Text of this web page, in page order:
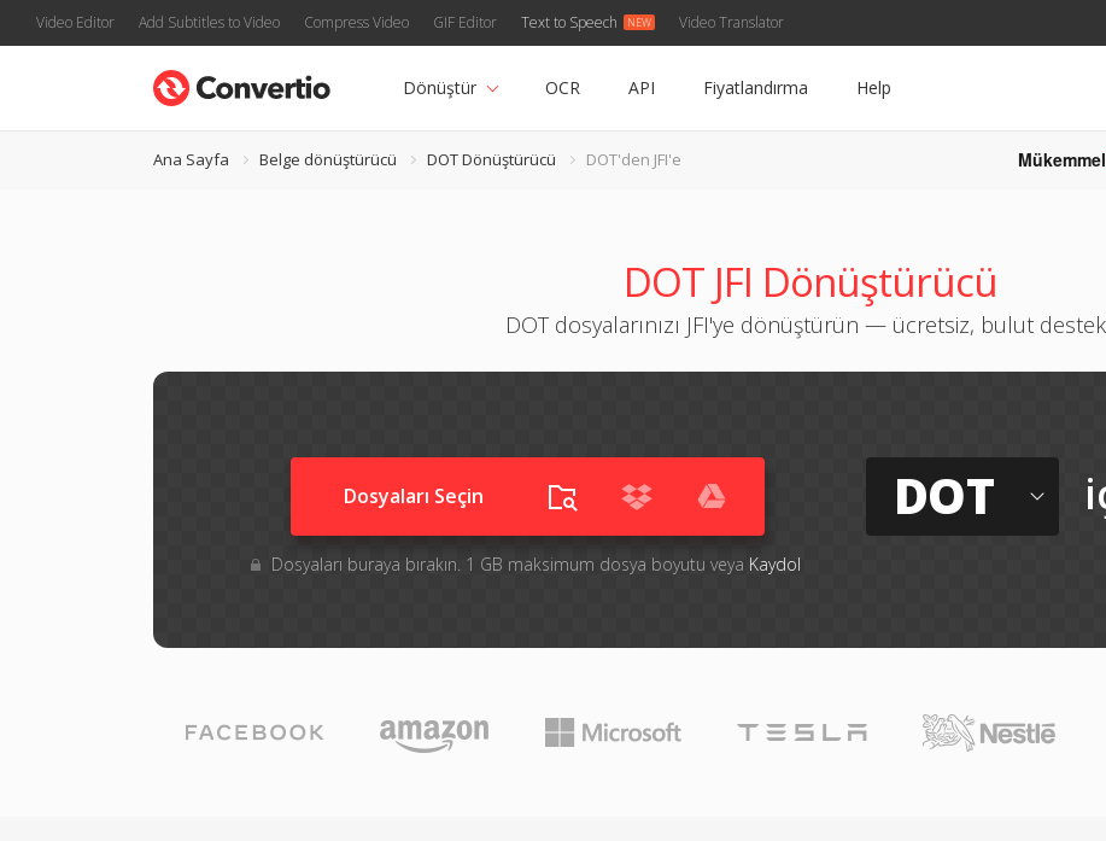
Video Editor Add Subtitles to Video Compress Video GIF Editor Text to Speech Video Translator
Dönüştür OCR API Fiyatlandırma Help
Ana Sayfa Belge dönüştürücü DOT Dönüştürücü DOT'den JFI'e Mükemmel
DOT JFI Dönüştürücü
DOT dosyalarınızı JFI'ye dönüştürün — ücretsiz, bulut
Dosyaları Seçin
Dosyaları buraya bırakın. 1 GB maksimum dosya boyutu veya Kaydol
DOT